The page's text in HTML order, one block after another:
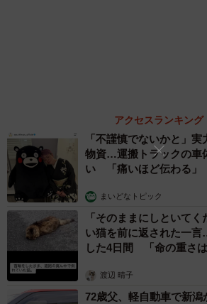
た。Nさんはサラダオイルで身体につ
を取り除いた。きれいにすると皮膚に
かり、すぐに動物病院に連れて行った
間も経たないうちに治った。
ぽんずちゃんは保護主のところでは大
だが、Nさんのところでは、初日から
て、活発に振る舞った。そのことを聞
「猫は自分で里親さんを選んでいると
を見つけてくると感じることがある」
【漫画】「高い家賃を払
い？」高級レジデンス
い事にびっくり 人の欲
松波 穂乃圭
大河出演の39歳俳優 真
美を連投 「バッキバキ
す」
まいどなトピック